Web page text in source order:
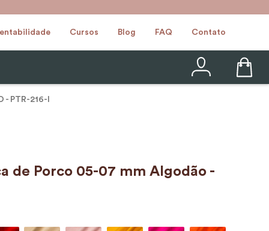
Cursos Blog FAQ Contato
- PTR-216-I
de Porco 05-07 mm Algodão -